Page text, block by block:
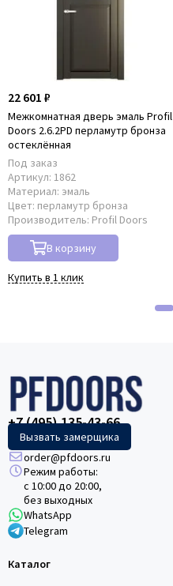
22 601 ₽
Межкомнатная дверь эмаль Profil
Doors 2.6.2PD перламутр бронза
остеклённая
Под заказ
Артикул: 1862
Материал: эмаль
Цвет: перламутр бронза
Производитель: Profil Doors
В корзину
Купить в 1 клик
+7 (495) 135-43-66
Вызвать замерщика
order@pfdoors.ru
Режим работы:
с 10:00 до 20:00,
без выходных
WhatsApp
Telegram
Каталог